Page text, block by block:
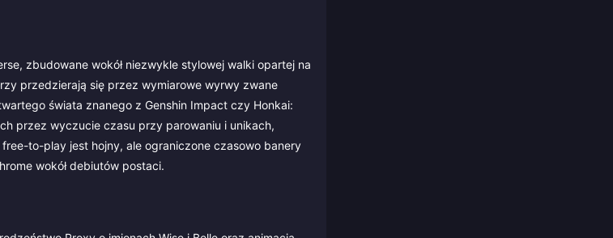
zbudowane wokół niezwykle stylowej walki opartej na
przedzierają się przez wymiarowe wyrwy zwane
świata znanego z Genshin Impact czy Honkai:
przez wyczucie czasu przy parowaniu i unikach,
to-play jest hojny, ale ograniczone czasowo banery
wokół debiutów postaci.